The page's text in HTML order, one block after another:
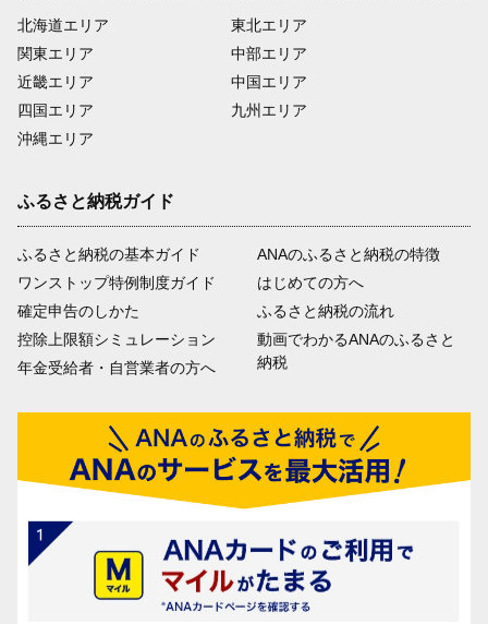
北海道エリア
関東エリア
近畿エリア
四国エリア
沖縄エリア
東北エリア
中部エリア
中国エリア
九州エリア
ふるさと納税ガイド
ふるさと納税の基本ガイド
ワンストップ特例制度ガイド
確定申告のしかた
控除上限額シミュレーション
年金受給者・自営業者の方へ
ANAのふるさと納税の特徴
はじめての方へ
ふるさと納税の流れ
動画でわかるANAのふるさと
納税